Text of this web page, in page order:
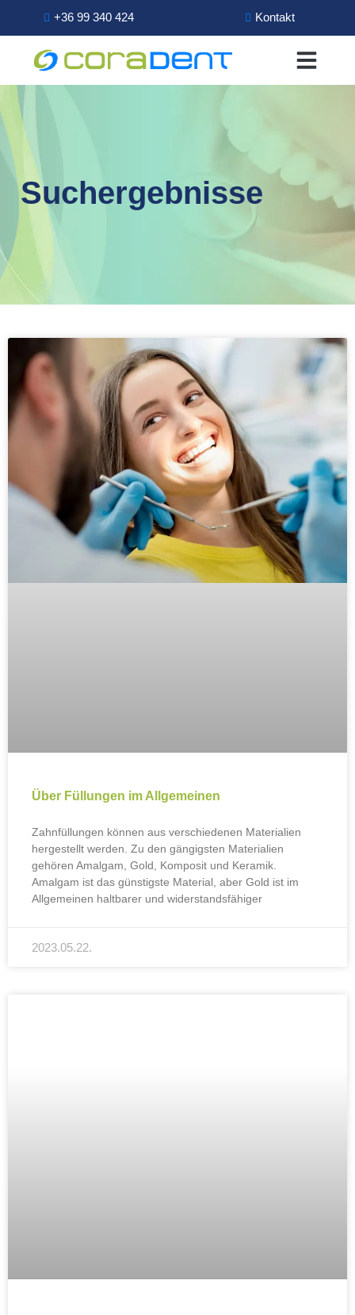
+36 99 340 424 Kontakt
Suchergebnisse
Über Füllungen im Allgemeinen
Zahnfüllungen können aus verschiedenen Materialien
hergestellt werden. Zu den gängigsten Materialien
gehören Amalgam, Gold, Komposit und Keramik.
Amalgam ist das günstigste Material, aber Gold ist im
Allgemeinen haltbarer und widerstandsfähiger
2023.05.22.